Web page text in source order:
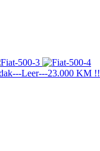
Leer---23.000 KM !!